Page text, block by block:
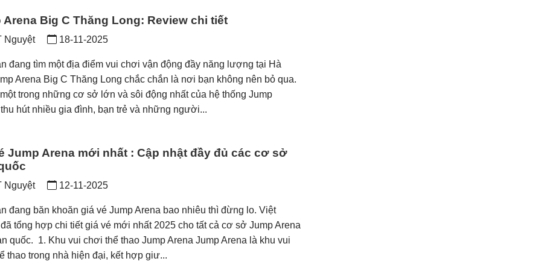
Arena Big C Thăng Long: Review chi tiết
Nguyệt 18-11-2025
đang tìm một địa điểm vui chơi vận động đầy năng lượng tại Hà
Arena Big C Thăng Long chắc chắn là nơi bạn không nên bỏ qua.
trong những cơ sở lớn và sôi động nhất của hệ thống Jump
hút nhiều gia đình, bạn trẻ và những người...
Jump Arena mới nhất : Cập nhật đầy đủ các cơ sở
Nguyệt 12-11-2025
đang băn khoăn giá vé Jump Arena bao nhiêu thì đừng lo. Việt
tổng hợp chi tiết giá vé mới nhất 2025 cho tất cả cơ sở Jump Arena
quốc. 1. Khu vui chơi thể thao Jump Arena Jump Arena là khu vui
thao trong nhà hiện đại, kết hợp giư...